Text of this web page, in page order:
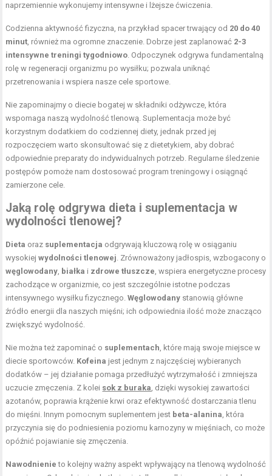
naprzemiennie wykonujemy intensywne i lżejsze ćwiczenia.
Codzienna aktywność fizyczna, na przykład spacer trwający od 20 do 40
minut, również ma ogromne znaczenie. Dobrze jest zaplanować 2-3
intensywne treningi tygodniowo. Odpoczynek odgrywa fundamentalną
rolę w regeneracji organizmu po wysiłku; pozwala uniknąć
przetrenowania i wspiera nasze cele sportowe.
Nie zapominajmy o diecie bogatej w składniki odżywcze, która
wspomaga naszą wydolność tlenową. Suplementacja może być
korzystnym dodatkiem do codziennej diety, jednak przed jej
rozpoczęciem warto skonsultować się z dietetykiem, aby dobrać
odpowiednie preparaty do indywidualnych potrzeb. Regularne śledzenie
postępów pomoże nam dostosować program treningowy i osiągnąć
zamierzone cele.
Jaką rolę odgrywa dieta i suplementacja w
wydolności tlenowej?
Dieta oraz suplementacja odgrywają kluczową rolę w osiąganiu
wysokiejwydolności tlenowej. Zrównoważony jadłospis, wzbogacony o
węglowodany, białka i zdrowe tłuszcze, wspiera energetyczne procesy
zachodzące w organizmie, co jest szczególnie istotne podczas
intensywnego wysiłku fizycznego.Węglowodany stanowią główne
źródło energii dla naszych mięśni; ich odpowiednia ilość może znacząco
zwiększyć wydolność.
Nie można też zapominać o suplementach, które mają swoje miejsce w
diecie sportowców. Kofeina jest jednym z najczęściej wybieranych
dodatków – jej działanie pomaga przedłużyć wytrzymałość i zmniejsza
uczucie zmęczenia. Z kolei sok z buraka, dzięki wysokiej zawartości
azotanów, poprawia krążenie krwi oraz efektywność dostarczania tlenu
do mięśni. Innym pomocnym suplementem jest beta-alanina, która
przyczynia się do podniesienia poziomu karnozyny w mięśniach, co może
opóźnić pojawianie się zmęczenia.
Nawodnienie to kolejny ważny aspekt wpływający na tlenową wydolność